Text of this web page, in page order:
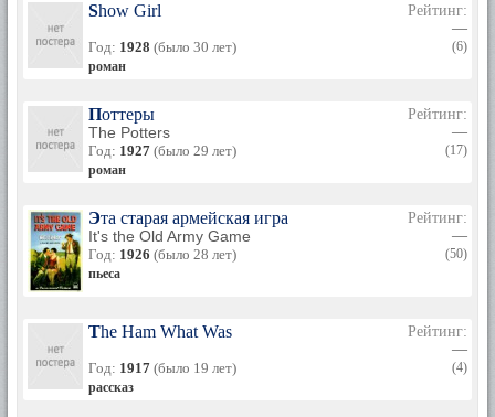
Show Girl
Год: 1928 (было 30 лет)
роман
Рейтинг:
—
(6)
Поттеры
The Potters
Год: 1927 (было 29 лет)
роман
Рейтинг:
—
(17)
Эта старая армейская игра
It's the Old Army Game
Год: 1926 (было 28 лет)
пьеса
Рейтинг:
—
(50)
The Ham What Was
Год: 1917 (было 19 лет)
рассказ
Рейтинг:
—
(4)